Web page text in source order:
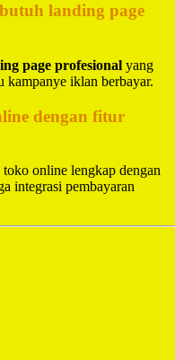
landing page
page profesional yang
kampanye iklan berbayar.
dengan fitur
online lengkap dengan
integrasi pembayaran